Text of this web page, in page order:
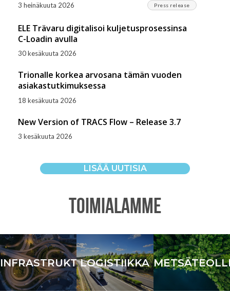
3 heinäkuuta 2026 Press release
ELE Trävaru digitalisoi kuljetusprosessinsa
C-Loadin avulla
30 kesäkuuta 2026
Trionalle korkea arvosana tämän vuoden
asiakastutkimuksessa
18 kesäkuuta 2026
New Version of TRACS Flow – Release 3.7
3 kesäkuuta 2026
LISÄÄ UUTISIA
TOIMIALAMME
INFRASTRUKTUURILOGISTIIKKA